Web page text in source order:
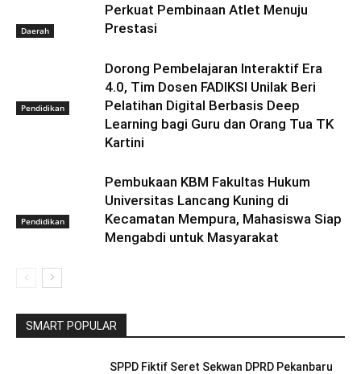
Daerah
Perkuat Pembinaan Atlet Menuju
Prestasi
Pendidikan
Dorong Pembelajaran Interaktif Era
4.0, Tim Dosen FADIKSI Unilak Beri
Pelatihan Digital Berbasis Deep
Learning bagi Guru dan Orang Tua TK
Kartini
Pendidikan
Pembukaan KBM Fakultas Hukum
Universitas Lancang Kuning di
Kecamatan Mempura, Mahasiswa Siap
Mengabdi untuk Masyarakat
SMART POPULAR
SPPD Fiktif Seret Sekwan DPRD Pekanbaru